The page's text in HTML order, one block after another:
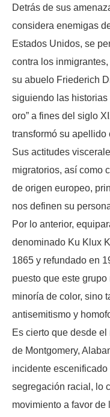
Detrás de sus
considera enemigas
Estados Unidos, se
contra los
su abuelo Friederich
siguiendo las historias
oro” a fines del siglo
transformó su apellido
Sus actitudes
migratorios, así como
de origen europeo,
nos definen su
Por lo anterior,
denominado Ku Klux
1865 y refundado en
puesto que este
minoría de color, sino
antisemitismo y
Es cierto que desde
de Montgomery,
incidente
segregación racial, lo
movimiento a favor